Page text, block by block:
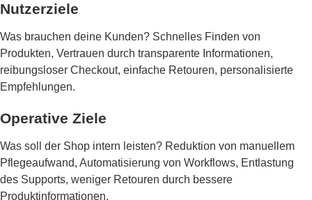
Nutzerziele
Was brauchen deine Kunden? Schnelles Finden von
Produkten, Vertrauen durch transparente Informationen,
reibungsloser Checkout, einfache Retouren, personalisierte
Empfehlungen.
Operative Ziele
Was soll der Shop intern leisten? Reduktion von manuellem
Pflegeaufwand, Automatisierung von Workflows, Entlastung
des Supports, weniger Retouren durch bessere
Produktinformationen.